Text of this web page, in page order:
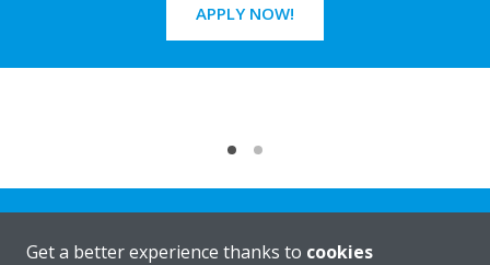
APPLY NOW!
Get a better experience thanks to cookies